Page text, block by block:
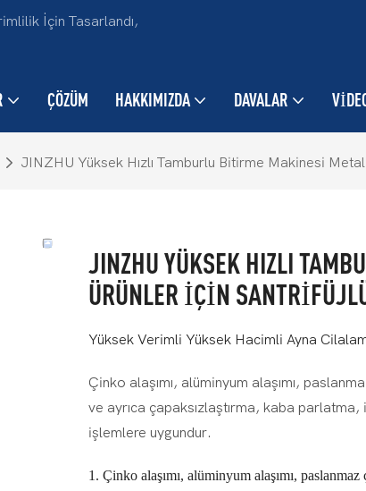
İçin Tasarlandı,
ÇÖZÜM HAKKIMIZDA DAVALAR
JINZHU Yüksek Hızlı Tamburlu Bitirme Makinesi
JINZHU YÜKSEK HIZLI
ÜRÜNLER IÇIN
Yüksek Verimli Yüksek Hacimli Ayna
Çinko alaşımı, alüminyum alaşımı,
ve ayrıca çapaksızlaştırma, kaba
işlemlere uygundur.
1. Çinko alaşımı, alüminyum alaşımı,